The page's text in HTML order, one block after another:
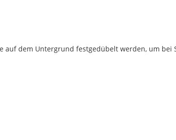
dem Untergrund festgedübelt werden, um bei